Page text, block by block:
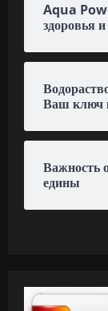
Aqua
здоровья
Ваш ключ
Важность
едины